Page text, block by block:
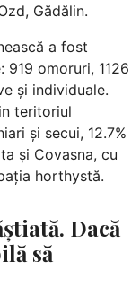
Gădălin.
a fost
omoruri, 1126
și individuale.
teritoriul
și secui, 12.7%
și Covasna, cu
horthystă.
Dacă
să